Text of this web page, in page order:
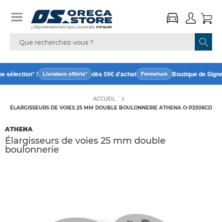
sélection* ! Livraison offerte* dès 59€ d'achat Fermeture Boutique de
ACCUEIL
ÉLARGISSEURS DE VOIES 25 MM DOUBLE BOULONNERIE ATHENA O-P2506CD
ATHENA
Élargisseurs de voies 25 mm double
boulonnerie